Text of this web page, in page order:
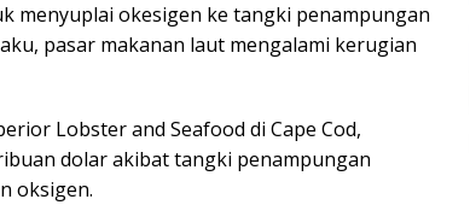
menyuplai okesigen ke tangki penampungan
pasar makanan laut mengalami kerugian
Lobster and Seafood di Cape Cod,
dolar akibat tangki penampungan
oksigen.